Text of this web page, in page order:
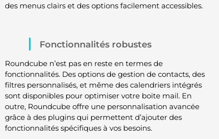
des menus clairs et des options facilement accessibles.
Fonctionnalités robustes
Roundcube n’est pas en reste en termes de
fonctionnalités. Des options de gestion de contacts, des
filtres personnalisés, et même des calendriers intégrés
sont disponibles pour optimiser votre boite mail. En
outre, Roundcube offre une personnalisation avancée
grâce à des plugins qui permettent d’ajouter des
fonctionnalités spécifiques à vos besoins.